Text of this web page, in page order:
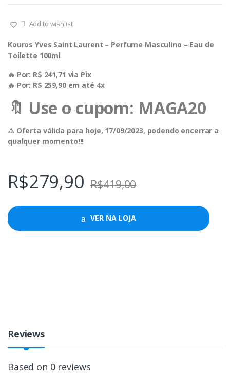
Add to wishlist
Kouros Yves Saint Laurent – Perfume Masculino – Eau de
Toilette 100ml
🔥 Por: R$ 241,71 via Pix
🔥 Por: R$ 259,90 em até 4x
🔖 Use o cupom: MAGA20
⚠️ Oferta válida para hoje, 17/09/2023, podendo encerrar a
qualquer momento!!!
R$279,90 R$419,00
VER NA LOJA
Reviews
Based on 0 reviews